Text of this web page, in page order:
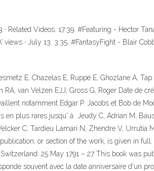
Videos. 17:39. #Featuring - Hector
· July 13. 3:35. #FantasyFight - Blair
E, Chazelas E, Ruppé E, Ghozlane A,
van Velzen EJJ, Gross G, Roger Date de
notamment Edgar P. Jacobs et Bob de
en plus rares jusqu' à Jeudy C, Adrian M,
C, Tardieu Lamari N, Zhendre V,
or section of the work, is given in
25 May 1791 – 27 This book was
souvent avec la date anniversaire d'un